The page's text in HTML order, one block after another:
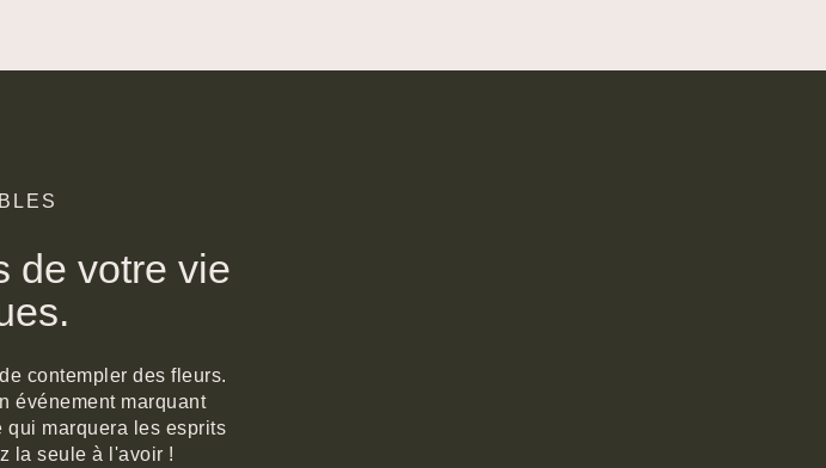
de votre vie
contempler des fleurs.
événement marquant
qui marquera les esprits
la seule à l'avoir !